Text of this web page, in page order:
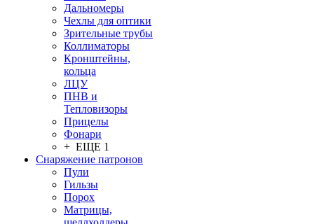
Дальномеры
Чехлы для оптики
Зрительные трубы
Коллиматоры
Кронштейны,
кольца
ЛЦУ
ПНВ и
Тепловизоры
Прицелы
Фонари
+ ЕЩЕ 1
Снаряжение патронов
Пули
Гильзы
Порох
Матрицы,